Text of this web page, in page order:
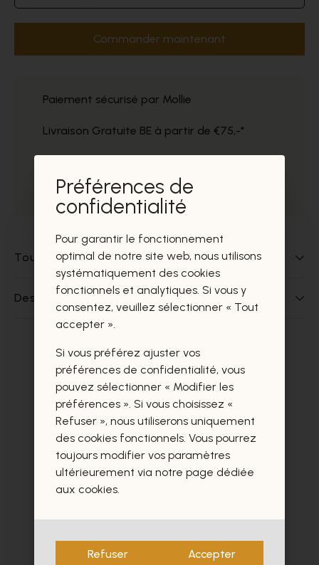
Commander maintenant
Paiement sécurisé par Mollie
Livraison Gratuite BE à partir de €75,-*
Prélèvement gratuit dans nos magasins
Tout sur ce produit
Des questions sur ce produit?
Ces produits vous intéresseront
certainement aussi.
Préférences de
confidentialité
Pour garantir le fonctionnement
optimal de notre site web, nous utilisons
systématiquement des cookies
fonctionnels et analytiques. Si vous y
consentez, veuillez sélectionner « Tout
accepter ».
Si vous préférez ajuster vos
préférences de confidentialité, vous
pouvez sélectionner « Modifier les
préférences ». Si vous choisissez «
Refuser », nous utiliserons uniquement
des cookies fonctionnels. Vous pourrez
toujours modifier vos paramètres
ultérieurement via notre page dédiée
aux cookies.
Refuser Accepter